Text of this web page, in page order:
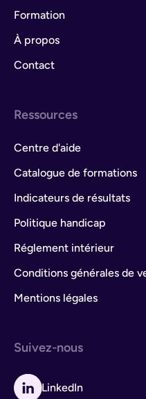
Formation
À propos
Contact
Ressources
Centre d'aide
Catalogue de formations
Indicateurs de résultats
Politique handicap
Réglement intérieur
Conditions générales de
Mentions légales
Suivez-nous
LinkedIn